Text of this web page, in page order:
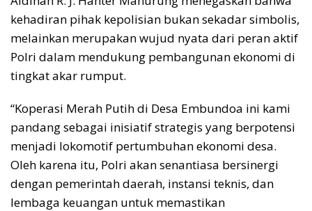
kehadiran pihak kepolisian bukan sekadar simbolis,
melainkan merupakan wujud nyata dari peran aktif
Polri dalam mendukung pembangunan ekonomi di
tingkat akar rumput.
“Koperasi Merah Putih di Desa Embundoa ini kami
pandang sebagai inisiatif strategis yang berpotensi
menjadi lokomotif pertumbuhan ekonomi desa.
Oleh karena itu, Polri akan senantiasa bersinergi
dengan pemerintah daerah, instansi teknis, dan
lembaga keuangan untuk memastikan